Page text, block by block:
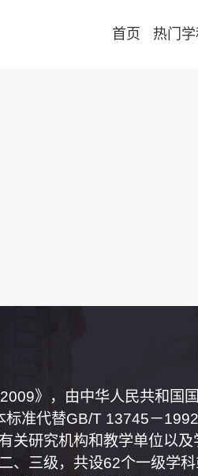
首页 热门
》，由中华人民共和国
准代替GB/T 13745－
关研究机构和教学单位以
三级，共设62个一级学